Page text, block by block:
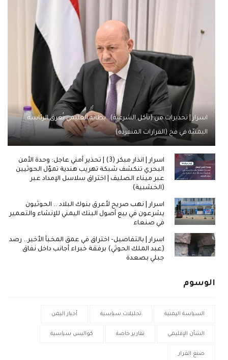
اسرار | تحذيرات من (تآكل الشرعية).. بطانة العليمي تُغرق الرئاسة
اليمنيّة في فخ (القرارات المنفردة)
اسرار | انذار مبكر (3) | تحذير أمني عاجل: وحدة الأمن
البحري تنكشف شبكة تهريب هندية تموّل الحوثيين
عبر ميناء الصليف | اختراق سلاسل الإمداد عبر
(الخشبية)
اسرار | نهب صريح لأعرق بنوك البلاد .. الحوثيون
يشرعون في بيع أصول البنك اليمني للإنشاء والتعمير
في صنعاء
اسرار | بالتفاصيل- اختراق في عمق المخبأ الأخير.. رصد
(عبد الملك الحوثي) برفقة خبراء أجانب داخل نفاق
جبلي بصعدة
الوسوم
السياسة اليمنية تحليلات سياسية أخبار اليمن
الشأن الإقليمي تقارير خاصة كواليس سياسية
صنع القرار